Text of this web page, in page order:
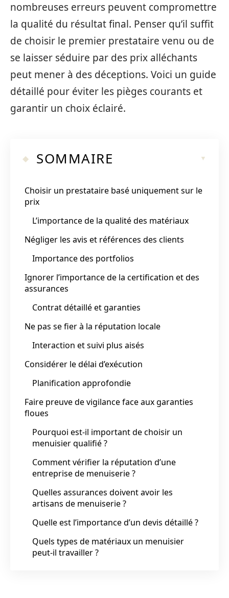
nombreuses erreurs peuvent compromettre
la qualité du résultat final. Penser qu’il suffit
de choisir le premier prestataire venu ou de
se laisser séduire par des prix alléchants
peut mener à des déceptions. Voici un guide
détaillé pour éviter les pièges courants et
garantir un choix éclairé.
SOMMAIRE
Choisir un prestataire basé uniquement sur le
prix
L’importance de la qualité des matériaux
Négliger les avis et références des clients
Importance des portfolios
Ignorer l’importance de la certification et des
assurances
Contrat détaillé et garanties
Ne pas se fier à la réputation locale
Interaction et suivi plus aisés
Considérer le délai d’exécution
Planification approfondie
Faire preuve de vigilance face aux garanties
floues
Pourquoi est-il important de choisir un
menuisier qualifié ?
Comment vérifier la réputation d’une
entreprise de menuiserie ?
Quelles assurances doivent avoir les
artisans de menuiserie ?
Quelle est l’importance d’un devis détaillé ?
Quels types de matériaux un menuisier
peut-il travailler ?